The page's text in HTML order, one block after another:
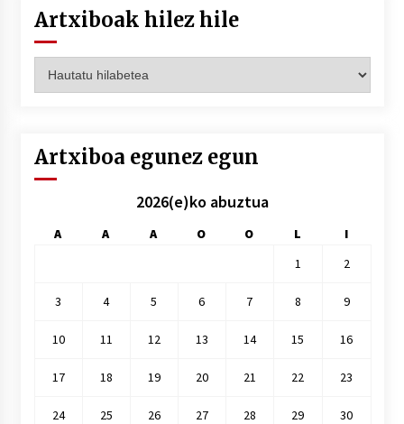
Artxiboak hilez hile
hilez
Artxiboa egunez egun
2026(e)ko abuztua
A A A O O L
I
1
2
3 4 5 6 7 8 9
10 11 12 13 14 15 16
17 18 19 20 21 22 23
24 25 26 27 28 29 30